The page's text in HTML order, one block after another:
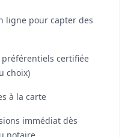
ligne pour capter des
certifiée
choix)
à la carte
immédiat dès